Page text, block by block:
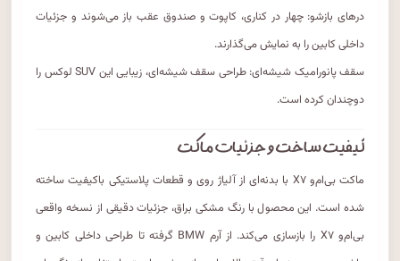
درهای بازشو: چهار در کناری، کاپوت و صندوق عقب باز می‌شوند و جزئیات
داخلی کابین را به نمایش می‌گذارند.
سقف پانورامیک شیشه‌ای: طراحی سقف شیشه‌ای، زیبایی این SUV لوکس را
دوچندان کرده است.
کیفیت ساخت و جزئیات ماکت
ماکت بی‌ام‌و X۷ با بدنه‌ای از آلیاژ روی و قطعات پلاستیکی باکیفیت ساخته
شده است. این محصول با رنگ مشکی براق، جزئیات دقیقی از نسخه واقعی
بی‌ام‌و X۷ را بازسازی می‌کند. از آرم BMW گرفته تا طراحی داخلی کابین و